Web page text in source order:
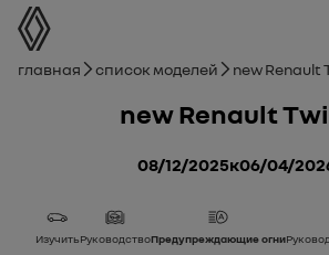
руководство пользователя
Навигационная цепочка
Главная Список моделей new Renault
new Renault
08/12/2025к06/04/
ИзучитьРуководствоПредупреждающие огни